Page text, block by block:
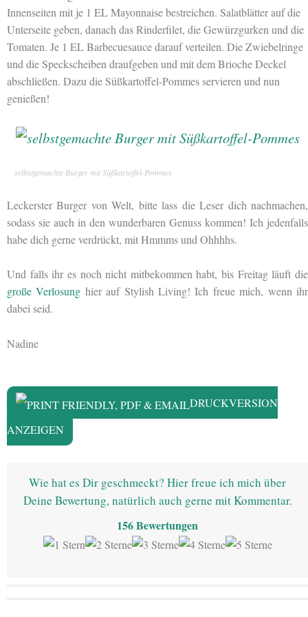
Innenseiten mit je 1 EL Mayonnaise bestreichen. Salatblätter auf die
Unterseite geben, danach das Rinderfilet, die Gewürzgurken und die
Tomaten. Je 1 EL Barbecuesauce darauf verteilen. Die Zwiebelringe
und die Speckscheiben draufgeben und mit dem Brioche Deckel
abschließen. Dazu die Süßkartoffel-Pommes servieren und nun
genießen!
selbstgemachte Burger mit Süßkartoffel-Pommes
Leckerster Burger von Welt, bitte lass die Leser dich nachmachen,
sodass sie auch in den wunderbaren Genuss kommen! Ich jedenfalls
habe dich gerne verdrückt, mit Hmmms und Ohhhhs.
Und falls ihr es noch nicht mitbekommen habt, bis Freitag läuft die
große Verlosung hier auf Stylish Living! Ich freue mich, wenn ihr
dabei seid.
Nadine
DRUCKVERSION
ANZEIGEN
Wie hat es Dir geschmeckt? Hier freue ich mich über
Deine Bewertung, natürlich auch gerne mit Kommentar.
156Bewertungen